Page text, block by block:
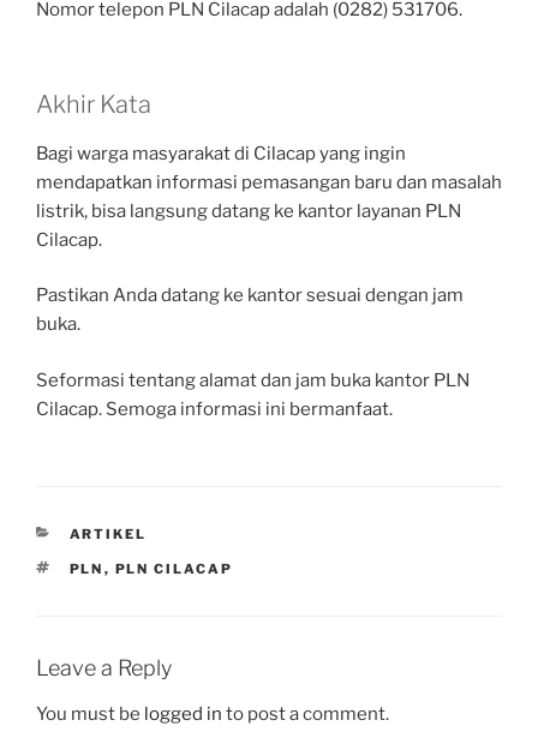
Nomor telepon PLN Cilacap adalah (0282) 531706.
Akhir Kata
Bagi warga masyarakat di Cilacap yang ingin
mendapatkan informasi pemasangan baru dan masalah
listrik, bisa langsung datang ke kantor layanan PLN
Cilacap.
Pastikan Anda datang ke kantor sesuai dengan jam
buka.
Seformasi tentang alamat dan jam buka kantor PLN
Cilacap. Semoga informasi ini bermanfaat.
CATEGORIES
ARTIKEL
TAGS
PLN , PLN CILACAP
Leave a Reply
You must be logged in to post a comment.